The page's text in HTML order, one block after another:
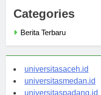
Categories
universitasaceh.id
universitasmedan.id